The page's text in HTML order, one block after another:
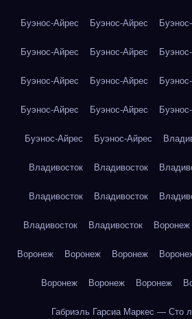
Буэнос-Айрес Буэнос-Айрес
Буэнос-Айрес Буэнос-Айрес
Буэнос-Айрес Буэнос-Айрес
Буэнос-Айрес Буэнос-Айрес
Буэнос-Айрес Буэнос-Айрес
Владивосток Владивосток
Владивосток Владивосток
Владивосток Владивосток Воронеж
Воронеж Воронеж Воронеж
Воронеж Воронеж Воронеж
Габриэль Гарсиа Маркес — Сто